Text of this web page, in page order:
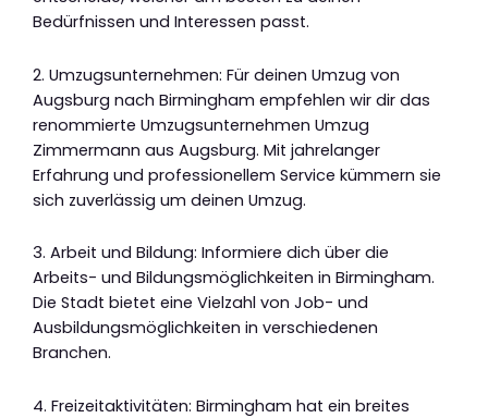
Bedürfnissen und Interessen passt.
2. Umzugsunternehmen: Für deinen Umzug von
Augsburg nach Birmingham empfehlen wir dir das
renommierte Umzugsunternehmen Umzug
Zimmermann aus Augsburg. Mit jahrelanger
Erfahrung und professionellem Service kümmern sie
sich zuverlässig um deinen Umzug.
3. Arbeit und Bildung: Informiere dich über die
Arbeits- und Bildungsmöglichkeiten in Birmingham.
Die Stadt bietet eine Vielzahl von Job- und
Ausbildungsmöglichkeiten in verschiedenen
Branchen.
4. Freizeitaktivitäten: Birmingham hat ein breites